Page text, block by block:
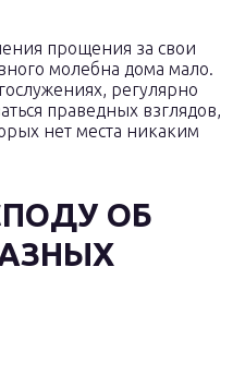
прощения за свои
молебна дома мало.
регулярно
праведных взглядов,
нет места никаким
ОБ